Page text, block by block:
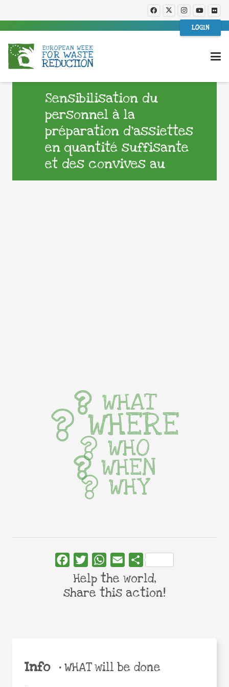
LOGIN
Sensibilisation du
personnel à la
préparation d’assiettes
en quantité suffisante
et des convives au
Info •WHAT will be done
WHAT
WHERE
WHO
WHEN
WHY
FacebookTwitterWhatsApp
Email Share
Help the world,
share this action!